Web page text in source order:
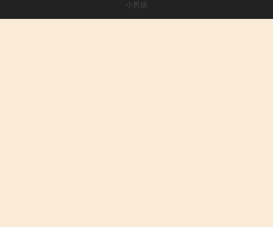
小男孩